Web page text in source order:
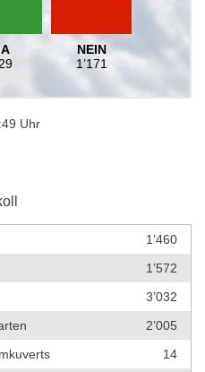
NEIN
1’171
Uhr
1’460
1’572
3’032
2’005
14